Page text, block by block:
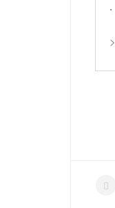
·
>